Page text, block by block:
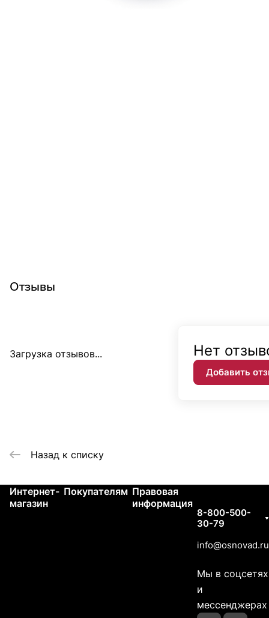
Отзывы
Загрузка отзывов... Нет
Добавить
Назад к списку
Интернет-
магазин
Покупателям Правовая
информация
8-800-500-
30-79
info@osnovad.ru
Мы в соцсетях
и
мессенджерах